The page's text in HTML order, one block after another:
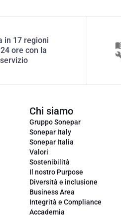
in 17 regioni
ore con la
Chi siamo
Gruppo Sonepar
Sonepar Italy
Sonepar Italia
Valori
Sostenibilità
Il nostro Purpose
Diversità e inclusione
Business Area
Integrità e Compliance
Accademia